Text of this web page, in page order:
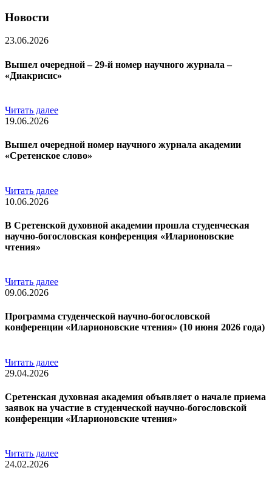
Новости
23.06.2026
Вышел очередной – 29-й номер научного журнала –
«Диакрисис»
Читать далее
19.06.2026
Вышел очередной номер научного журнала академии
«Сретенское слово»
Читать далее
10.06.2026
В Сретенской духовной академии прошла студенческая
научно-богословская конференция «Иларионовские
чтения»
Читать далее
09.06.2026
Программа студенческой научно-богословской
конференции «Иларионовские чтения» (10 июня 2026 года)
Читать далее
29.04.2026
Сретенская духовная академия объявляет о начале приема
заявок на участие в студенческой научно-богословской
конференции «Иларионовские чтения»
Читать далее
24.02.2026